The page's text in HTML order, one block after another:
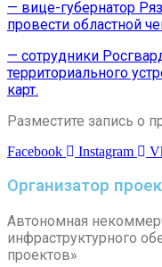
— вице-губернатор
провести областной
— сотрудники
территориального
карт.
Разместите запись о
Facebook Instagram
Организатор
Автономная
инфраструктурного
проектов»